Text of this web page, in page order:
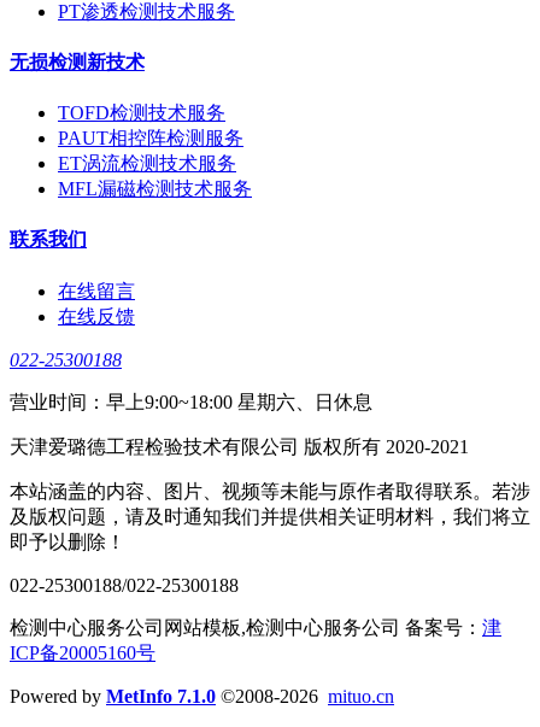
PT渗透检测技术服务
无损检测新技术
TOFD检测技术服务
PAUT相控阵检测服务
ET涡流检测技术服务
MFL漏磁检测技术服务
联系我们
在线留言
在线反馈
022-25300188
营业时间：早上9:00~18:00 星期六、日休息
天津爱璐德工程检验技术有限公司 版权所有 2020-2021
本站涵盖的内容、图片、视频等未能与原作者取得联系。若涉
及版权问题，请及时通知我们并提供相关证明材料，我们将立
即予以删除！
022-25300188/022-25300188
检测中心服务公司网站模板,检测中心服务公司 备案号： 津
ICP备20005160号
Powered by MetInfo 7.1.0 ©2008-2026 mituo.cn